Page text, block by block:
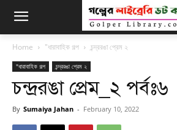
Home "ধারাবাহিক গল্প চন্দ্ররঙা প্রেম ২
"ধারাবাহিক গল্প চন্দ্ররঙা প্রেম ২
চন্দ্ররঙা প্রেম_২ পর্বঃ৬
By Sumaiya Jahan - February 10, 2022